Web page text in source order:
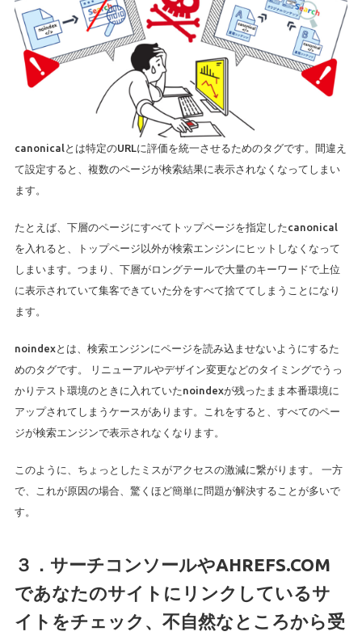
canonicalとは特定のURLに評価を統一させるためのタグです。間違え
て設定すると、複数のページが検索結果に表示されなくなってしまい
ます。
たとえば、下層のページにすべてトップページを指定したcanonical
を入れると、トップページ以外が検索エンジンにヒットしなくなって
しまいます。つまり、下層がロングテールで大量のキーワードで上位
に表示されていて集客できていた分をすべて捨ててしまうことになり
ます。
noindexとは、検索エンジンにページを読み込ませないようにするた
めのタグです。 リニューアルやデザイン変更などのタイミングでうっ
かりテスト環境のときに入れていたnoindexが残ったまま本番環境に
アップされてしまうケースがあります。これをすると、すべてのペー
ジが検索エンジンで表示されなくなります。
このように、ちょっとしたミスがアクセスの激減に繋がります。 一方
で、これが原因の場合、驚くほど簡単に問題が解決することが多いで
す。
３．サーチコンソールやAHREFS.COM
であなたのサイトにリンクしているサ
イトをチェック、不自然なところから受